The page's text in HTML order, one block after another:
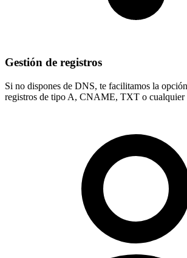
Gestión de registros
Si no dispones de DNS, te facilitamos la
registros de tipo A, CNAME, TXT o cualquier